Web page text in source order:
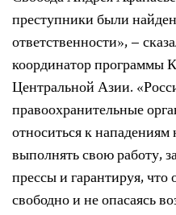
преступники были
ответственности», –
координатор программы
Центральной Азии.
правоохранительные
относиться к
выполнять свою работу,
прессы и гарантируя, что
свободно и не опасаясь